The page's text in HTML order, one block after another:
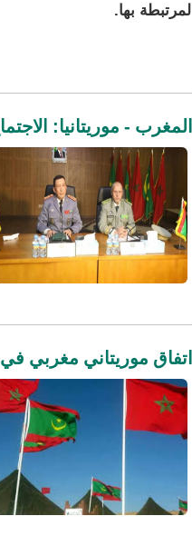
المرتبطة بها.
المغرب - موريتانيا:
اتفاق موريتاني مغربي